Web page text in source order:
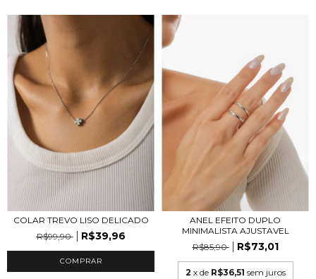
COLAR TREVO LISO DELICADO
R$99,90
R$39,96
COMPRAR
ANEL EFEITO DUPLO
MINIMALISTA AJUSTAVEL
R$85,90
R$73,01
2 x de R$36,51 sem juros